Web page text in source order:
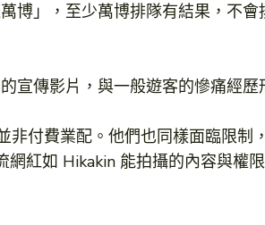
博」，至少萬博排隊有結果，不
宣傳影片，與一般遊客的慘痛經
付費業配。他們也同樣面臨限制
紅如 Hikakin 能拍攝的內容與權